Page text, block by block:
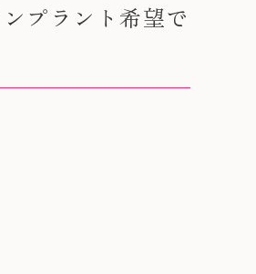
プラント希望で